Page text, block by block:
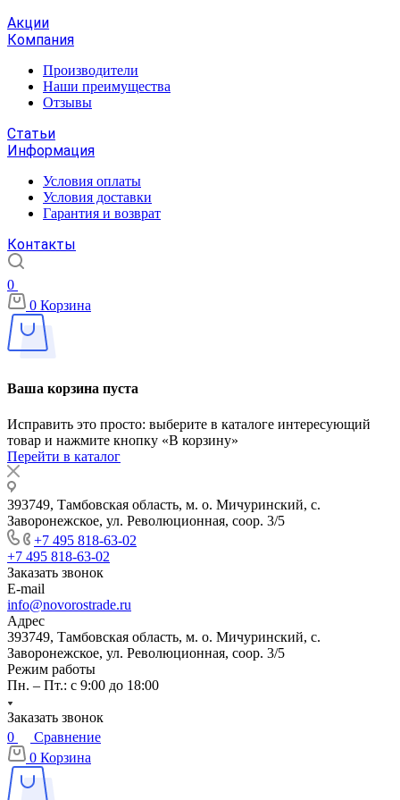
Акции
Компания
Производители
Наши преимущества
Отзывы
Статьи
Информация
Условия оплаты
Условия доставки
Гарантия и возврат
Контакты
0
0 Корзина
Ваша корзина пуста
Исправить это просто: выберите в каталоге интересующий
товар и нажмите кнопку «В корзину»
Перейти в каталог
393749, Тамбовская область, м. о. Мичуринский, с.
Заворонежское, ул. Революционная, соор. 3/5
+7 495 818-63-02
+7 495 818-63-02
Заказать звонок
E-mail
info@novorostrade.ru
Адрес
393749, Тамбовская область, м. о. Мичуринский, с.
Заворонежское, ул. Революционная, соор. 3/5
Режим работы
Пн. – Пт.: с 9:00 до 18:00
Заказать звонок
0
Сравнение
0 Корзина